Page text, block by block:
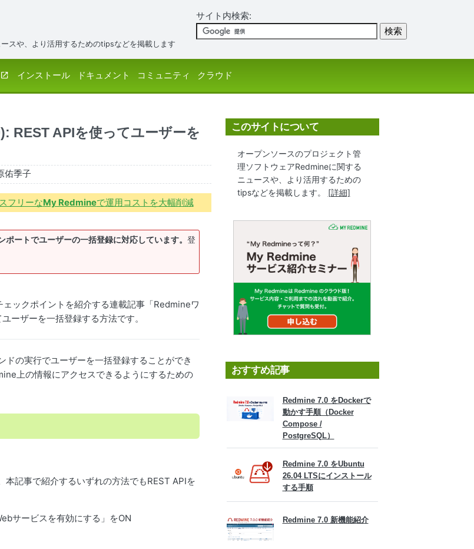
スや、より活用するためのtipsなどを掲載します
サイト内検索:
インストール ドキュメント コミュニティ クラウド
REST APIを使ってユーザーを
佑季子
フリーなMy Redmineで運用コストを大幅削減
ートでユーザーの一括登録に対応しています。 登
ックポイントを紹介する連載記事「Redmineワ
ーザーを一括登録する方法です。
の実行でユーザーを一括登録することができ
上の情報にアクセスできるようにするための
記事で紹介するいずれの方法でもREST APIを
サービスを有効にする」をON
このサイトについて
オープンソースのプロジェクト管
理ソフトウェアRedmineに関する
ニュースや、より活用するための
tipsなどを掲載します。 [詳細]
おすすめ記事
Redmine 7.0 をDockerで
動かす手順（Docker
Compose /
PostgreSQL）
Redmine 7.0 をUbuntu
26.04 LTSにインストール
する手順
Redmine 7.0 新機能紹介